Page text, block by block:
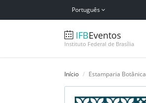
Português
IFBEventos
Instituto Federal de Brasília
Início Estamparia Botânica